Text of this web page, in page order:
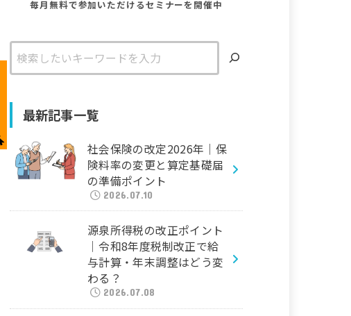
毎月無料で参加いただけるセミナーを開催中
検
索
最新記事一覧
社会保険の改定2026年｜保
険料率の変更と算定基礎届
の準備ポイント
2026.07.10
源泉所得税の改正ポイント
｜令和8年度税制改正で給
与計算・年末調整はどう変
わる？
2026.07.08